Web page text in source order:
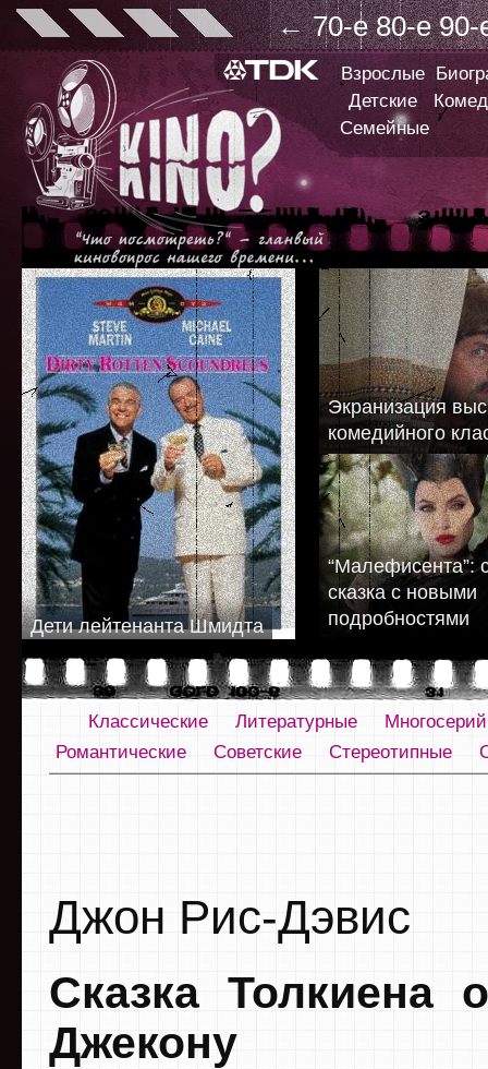
← 70-е 80-е 90-
Взрослые
Детские
Семейные
Дети лейтенанта Шмидта
Экранизация
комедийного
“Малефисента”:
сказка с новыми
подробностями
Классические Литературные
Романтические
Советские Стереотипные
Джон Рис-Дэвис
Сказка Толкиена
Джекону